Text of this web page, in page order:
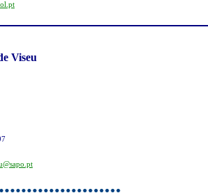
Viseu